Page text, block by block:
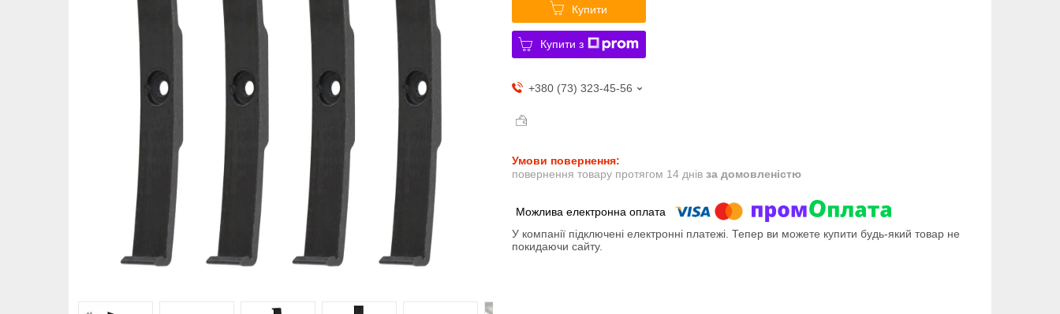
Купити
Купити з
+380 (73) 323-45-56
повернення товару протягом 14 днів за домовленістю
У компанії підключені електронні платежі. Тепер ви можете купити будь-який товар не
покидаючи сайту.